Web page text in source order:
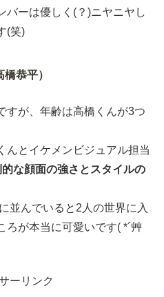
バーは優しく(？)ニヤニヤし
(笑)
恭平）
すが、年齢は高橋くんが3つ
んとイケメンビジュアル担当
な顔面の強さとスタイルの
並んでいると2人の世界に入
ろが本当に可愛いです( *´艸
ーリンク